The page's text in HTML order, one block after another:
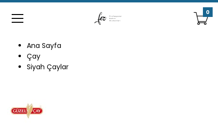
0
Ana Sayfa
Çay
Siyah Çaylar